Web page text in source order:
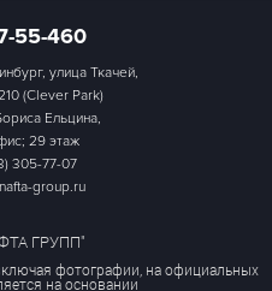
55-460
улица Ткачей,
(Clever Park)
Ельцина,
29 этаж
305-77-07
group.ru
ГРУПП"
фотографии, на официальных
на основании